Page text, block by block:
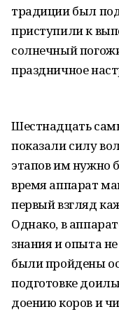
традиции был
приступили к
солнечный
праздничное
Шестнадцать
показали силу
этапов им нужно
время аппарат
первый взгляд
Однако, в
знания и опыта
были пройдены
подготовке
доению коров и